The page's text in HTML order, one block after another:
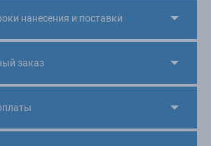
нанесения и поставки
заказ